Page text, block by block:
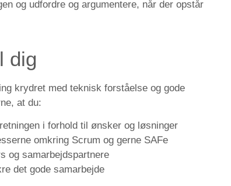
og udfordre og argumentere, når der opstår
dig
krydret med teknisk forståelse og gode
at du:
i forhold til ønsker og løsninger
omkring Scrum og gerne SAFe
og samarbejdspartnere
det gode samarbejde